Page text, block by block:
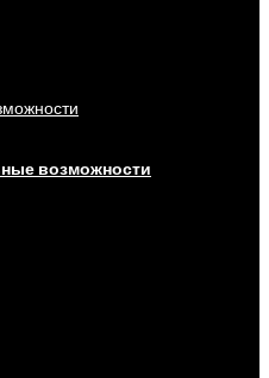
возможности